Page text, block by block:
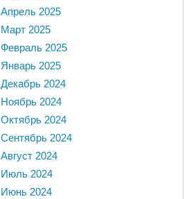
Апрель 2025
Март 2025
Февраль 2025
Январь 2025
Декабрь 2024
Ноябрь 2024
Октябрь 2024
Сентябрь 2024
Август 2024
Июль 2024
Июнь 2024